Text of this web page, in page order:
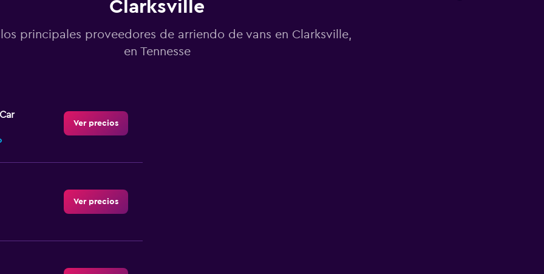
Clarksville
principales proveedores de arriendo de vans en Clarksville,
en Tennesse
Ver precios
Ver precios